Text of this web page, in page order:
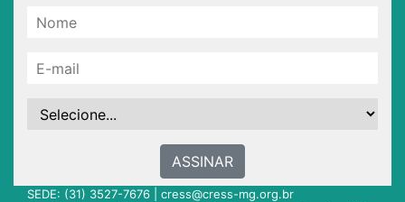
ASSINAR
SEDE: (31) 3527-7676 | cress@cress-mg.org.br